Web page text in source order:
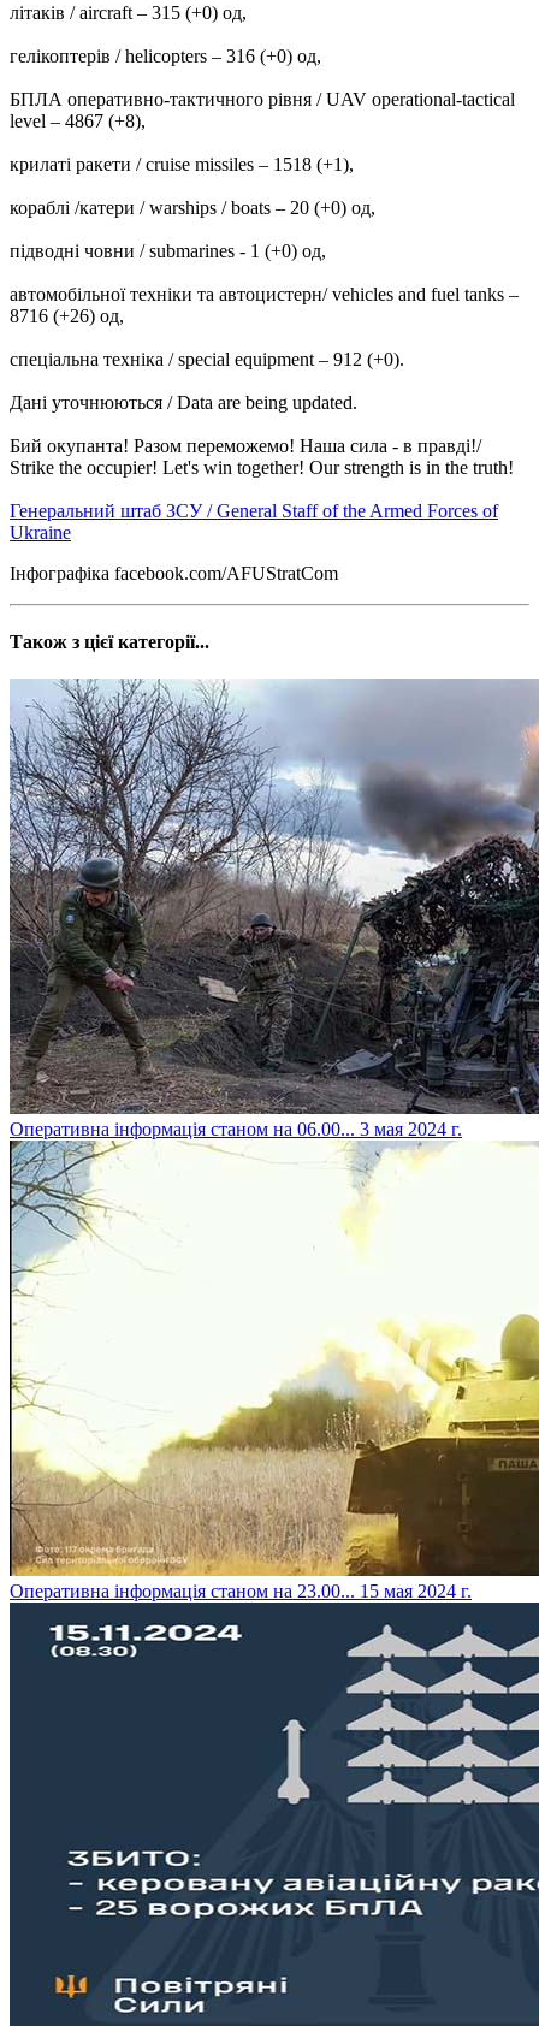
літаків / aircraft – 315 (+0) од,
гелікоптерів / helicopters – 316 (+0) од,
БПЛА оперативно-тактичного рівня / UAV operational-tactical
level – 4867 (+8),
крилаті ракети / cruise missiles ‒ 1518 (+1),
кораблі /катери / warships / boats ‒ 20 (+0) од,
підводні човни / submarines - 1 (+0) од,
автомобільної техніки та автоцистерн/ vehicles and fuel tanks –
8716 (+26) од,
спеціальна техніка / special equipment ‒ 912 (+0).
Дані уточнюються / Data are being updated.
Бий окупанта! Разом переможемо! Наша сила - в правді!/
Strike the occupier! Let's win together! Our strength is in the truth!
Генеральний штаб ЗСУ / General Staff of the Armed Forces of
Ukraine
Інфографіка facebook.com/AFUStratCom
Також з цієї категорії...
​Оперативна інформація станом на 06.00... 3 мая 2024 г.
​Оперативна інформація станом на 23.00... 15 мая 2024 г.